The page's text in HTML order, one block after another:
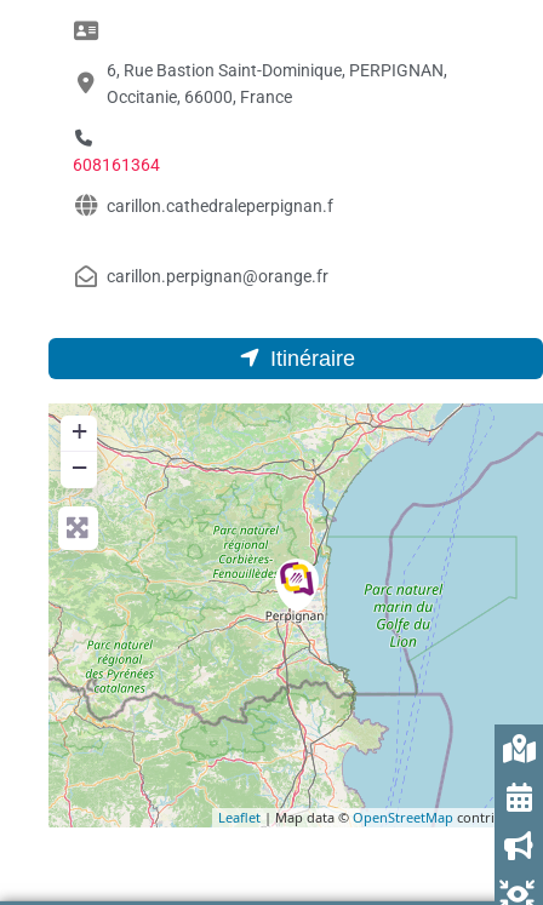
6, Rue Bastion Saint-Dominique, PERPIGNAN,
Occitanie, 66000, France
608161364
carillon.cathedraleperpignan.f
carillon.perpignan@orange.fr
Itinéraire
+
−
Leaflet | Map data ©OpenStreetMap contributors